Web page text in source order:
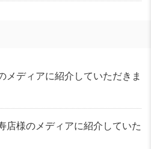
メディアに紹介していただきま
店様のメディアに紹介していた